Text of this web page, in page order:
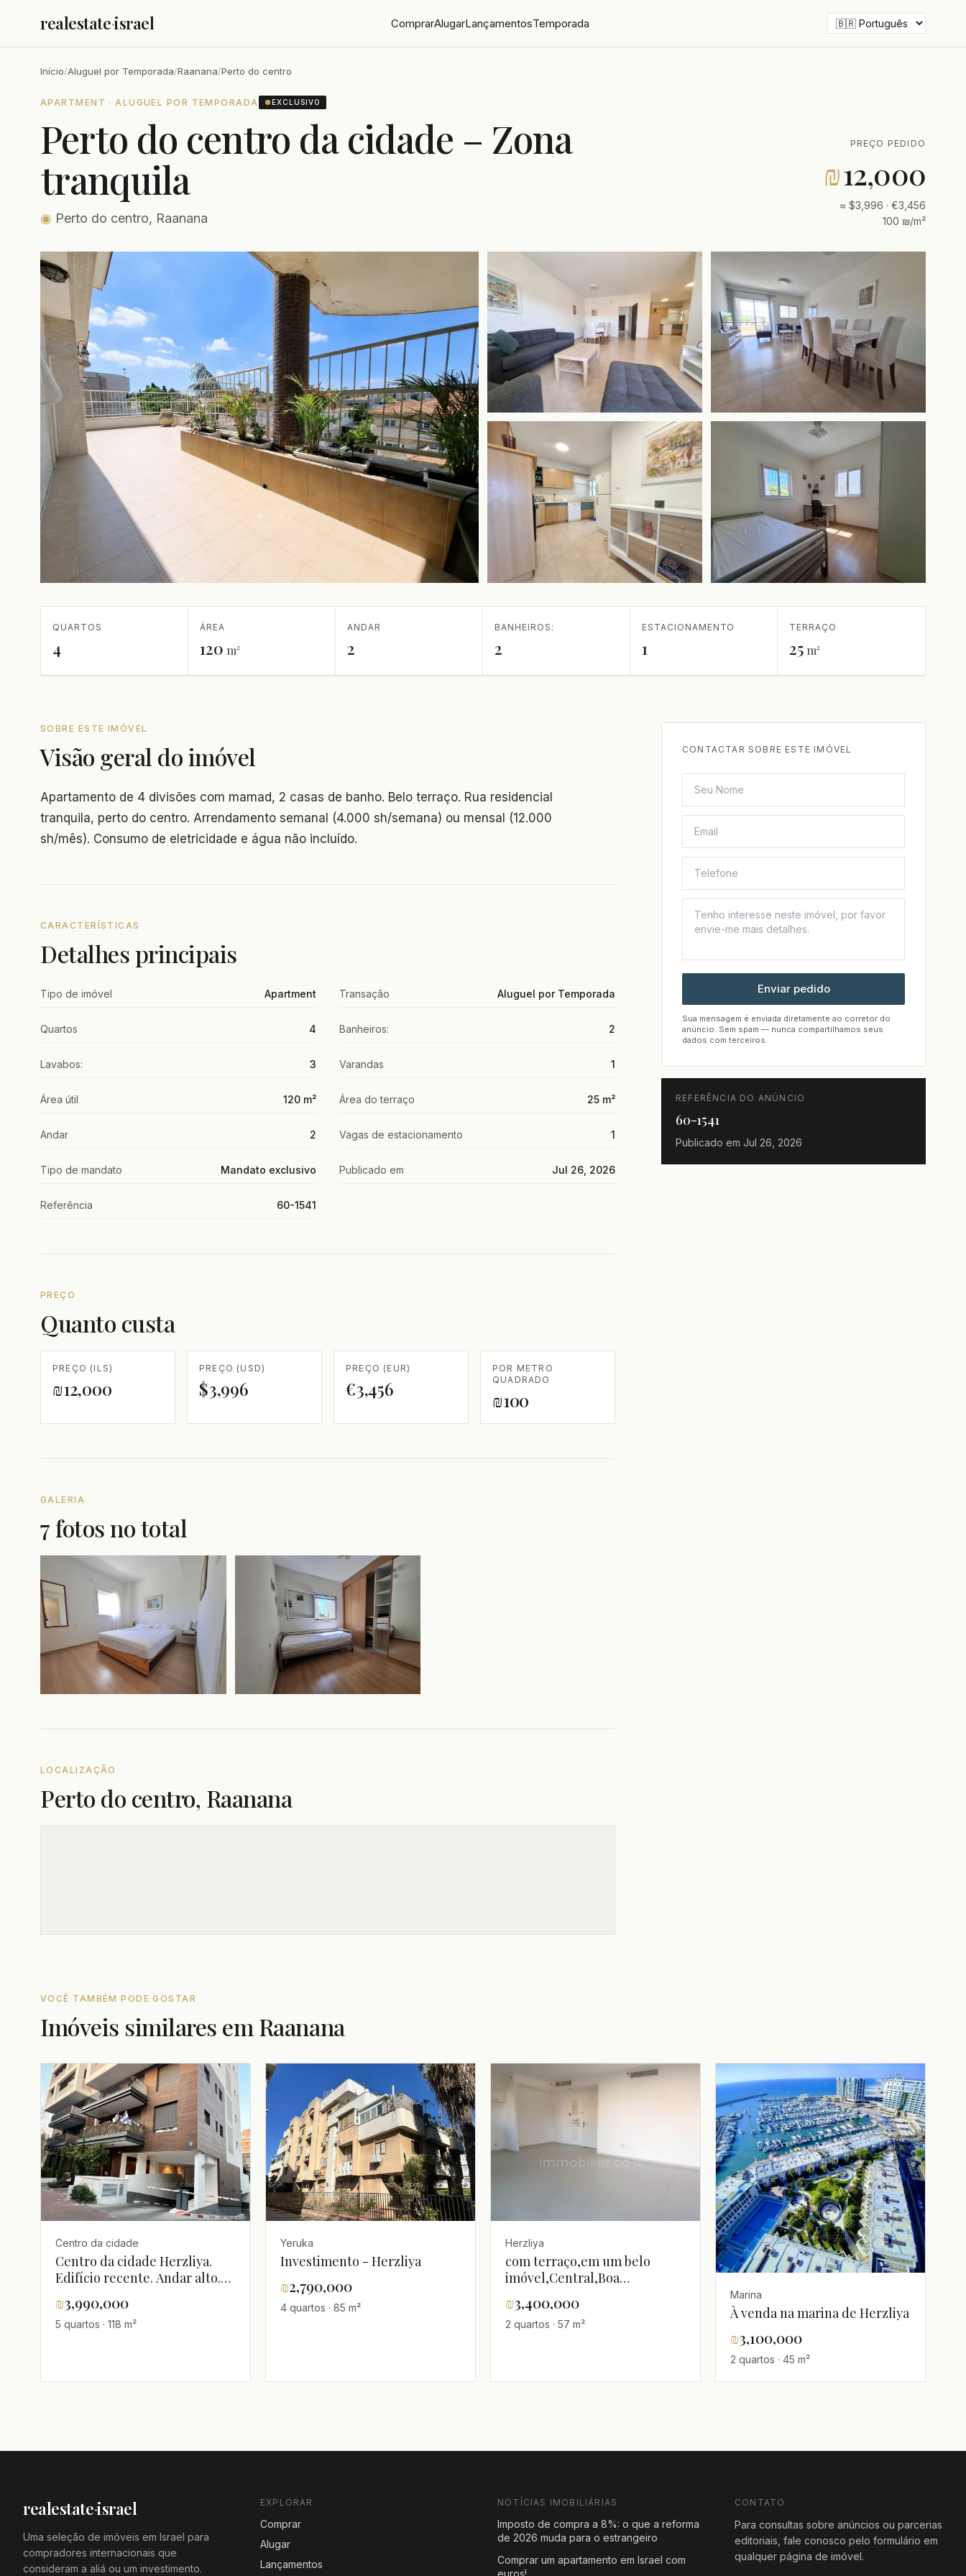
realestate·israel ComprarAlugarLançamentosTemporada
Início/Aluguel por Temporada/Raanana/Perto do centro
APARTMENT · ALUGUEL POR TEMPORADA ●EXCLUSIVO
Perto do centro da cidade – Zona
tranquila
◉ Perto do centro, Raanana
PREÇO PEDIDO
₪12,000
≈ $3,996 · €3,456
100 ₪/m²
QUARTOS
4
ÁREA
120 m²
ANDAR
2
BANHEIROS:
2
ESTACIONAMENTO
1
TERRAÇO
25 m²
SOBRE ESTE IMÓVEL
Visão geral do imóvel
Apartamento de 4 divisões com mamad, 2 casas de banho. Belo terraço. Rua residencial
tranquila, perto do centro. Arrendamento semanal (4.000 sh/semana) ou mensal (12.000
sh/mês). Consumo de eletricidade e água não incluído.
CARACTERÍSTICAS
Detalhes principais
Tipo de imóvel Apartment Transação Aluguel por Temporada
Quartos 4 Banheiros: 2
Lavabos: 3 Varandas 1
Área útil 120 m² Área do terraço 25 m²
Andar 2 Vagas de estacionamento 1
Tipo de mandato Mandato exclusivo Publicado em Jul 26, 2026
Referência 60-1541
PREÇO
Quanto custa
PREÇO (ILS)
₪12,000
PREÇO (USD)
$3,996
PREÇO (EUR)
€3,456
POR METRO
QUADRADO
₪100
GALERIA
7 fotos no total
LOCALIZAÇÃO
Perto do centro, Raanana
CONTACTAR SOBRE ESTE IMÓVEL
Enviar pedido
Sua mensagem é enviada diretamente ao corretor do
anúncio. Sem spam — nunca compartilhamos seus
dados com terceiros.
REFERÊNCIA DO ANÚNCIO
60-1541
Publicado em Jul 26, 2026
VOCÊ TAMBÉM PODE GOSTAR
Imóveis similares em Raanana
Centro da cidade
Centro da cidade Herzliya.
Edifício recente. Andar alto.
sucá.
₪3,990,000
5 quartos · 118 m²
Yeruka
Investimento - Herzliya
₪2,790,000
4 quartos · 85 m²
Herzliya
com terraço,em um belo
imóvel,Central,Boa
oportunidade,bem
equipado,espaçoso
₪3,400,000
2 quartos · 57 m²
Marina
À venda na marina de Herzliya
₪3,100,000
2 quartos · 45 m²
realestate·israel
Uma seleção de imóveis em Israel para
compradores internacionais que
consideram a aliá ou um investimento.
EXPLORAR
Comprar
Alugar
Lançamentos
NOTÍCIAS IMOBILIÁRIAS
Imposto de compra a 8%: o que a reforma
de 2026 muda para o estrangeiro
Comprar um apartamento em Israel com
CONTATO
Para consultas sobre anúncios ou parcerias
editoriais, fale conosco pelo formulário em
qualquer página de imóvel.